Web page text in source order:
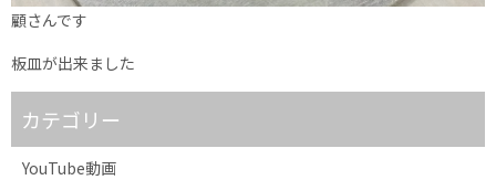
顧さんです
板皿が出来ました
カテゴリー
YouTube動画